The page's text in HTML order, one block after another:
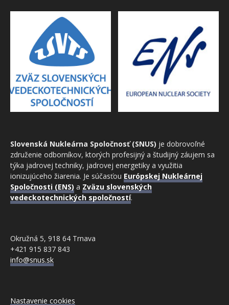
Slovenská Nukleárna Spoločnosť (SNUS) je dobrovoľné
združenie odborníkov, ktorých profesijný a študijný záujem sa
týka jadrovej techniky, jadrovej energetiky a využitia
ionizujúceho žiarenia. Je súčasťou Európskej Nukleárnej
Spoločnosti (ENS) a Zväzu slovenských
vedeckotechnických spoločností.
Okružná 5, 918 64 Trnava
+421 915 837 843
info@snus.sk
Nastavenie cookies